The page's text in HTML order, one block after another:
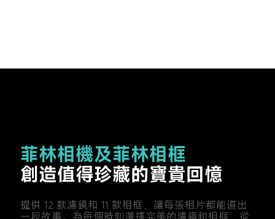
菲林相機及菲林相框
創造值得珍藏的寶貴回憶
提供 12 款濾鏡和 11 款相框，讓每張相片都能道出